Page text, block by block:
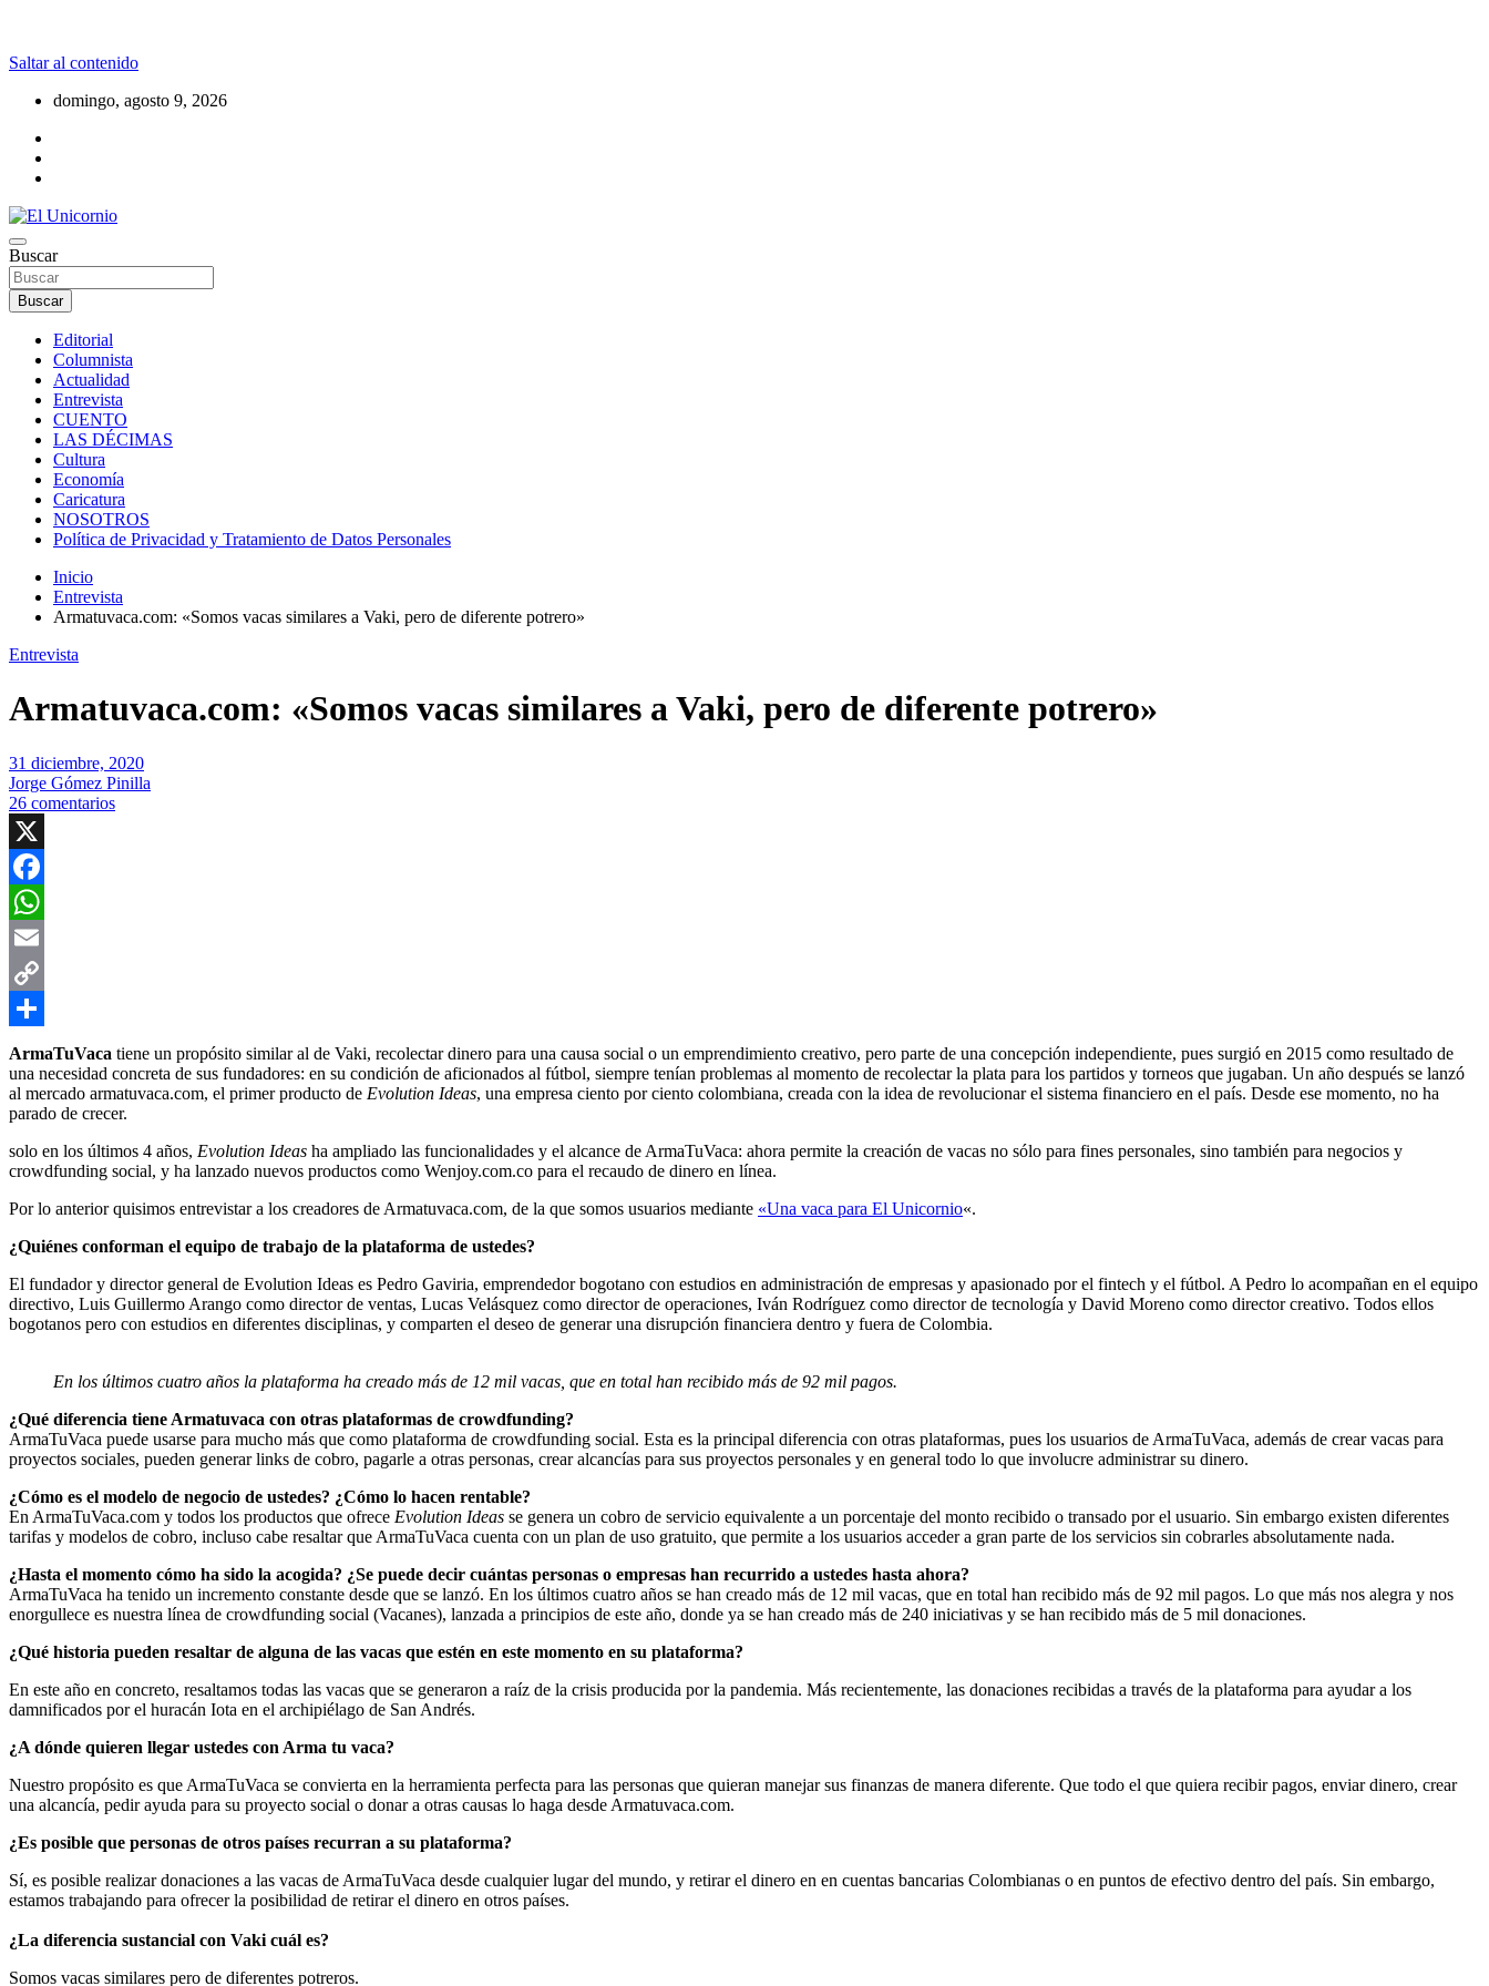
Saltar al contenido
domingo, agosto 9, 2026
El Unicornio
La realidad supera la fantasía
Buscar
Buscar
Editorial
Columnista
Actualidad
Entrevista
CUENTO
LAS DÉCIMAS
Cultura
Economía
Caricatura
NOSOTROS
Política de Privacidad y Tratamiento de Datos Personales
Inicio
Entrevista
Armatuvaca.com: «Somos vacas similares a Vaki, pero de diferente potrero»
Entrevista
Armatuvaca.com: «Somos vacas similares a Vaki, pero de diferente potrero»
31 diciembre, 2020
Jorge Gómez Pinilla
26 comentarios
X
Facebook
WhatsApp
Email
Copy
Link
Compartir
ArmaTuVaca tiene un propósito similar al de Vaki, recolectar dinero para una causa social o un emprendimiento creativo, pero parte de una concepción independiente, pues surgió en 2015 como resultado de
una necesidad concreta de sus fundadores: en su condición de aficionados al fútbol, siempre tenían problemas al momento de recolectar la plata para los partidos y torneos que jugaban. Un año después se lanzó
al mercado armatuvaca.com, el primer producto de Evolution Ideas, una empresa ciento por ciento colombiana, creada con la idea de revolucionar el sistema financiero en el país. Desde ese momento, no ha
parado de crecer.
solo en los últimos 4 años, Evolution Ideas ha ampliado las funcionalidades y el alcance de ArmaTuVaca: ahora permite la creación de vacas no sólo para fines personales, sino también para negocios y
crowdfunding social, y ha lanzado nuevos productos como Wenjoy.com.co para el recaudo de dinero en línea.
Por lo anterior quisimos entrevistar a los creadores de Armatuvaca.com, de la que somos usuarios mediante «Una vaca para El Unicornio«.
¿Quiénes conforman el equipo de trabajo de la plataforma de ustedes?
El fundador y director general de Evolution Ideas es Pedro Gaviria, emprendedor bogotano con estudios en administración de empresas y apasionado por el fintech y el fútbol. A Pedro lo acompañan en el equipo
directivo, Luis Guillermo Arango como director de ventas, Lucas Velásquez como director de operaciones, Iván Rodríguez como director de tecnología y David Moreno como director creativo. Todos ellos
bogotanos pero con estudios en diferentes disciplinas, y comparten el deseo de generar una disrupción financiera dentro y fuera de Colombia.
En los últimos cuatro años la plataforma ha creado más de 12 mil vacas, que en total han recibido más de 92 mil pagos.
¿Qué diferencia tiene Armatuvaca con otras plataformas de crowdfunding?
ArmaTuVaca puede usarse para mucho más que como plataforma de crowdfunding social. Esta es la principal diferencia con otras plataformas, pues los usuarios de ArmaTuVaca, además de crear vacas para
proyectos sociales, pueden generar links de cobro, pagarle a otras personas, crear alcancías para sus proyectos personales y en general todo lo que involucre administrar su dinero.
¿Cómo es el modelo de negocio de ustedes? ¿Cómo lo hacen rentable?
En ArmaTuVaca.com y todos los productos que ofrece Evolution Ideas se genera un cobro de servicio equivalente a un porcentaje del monto recibido o transado por el usuario. Sin embargo existen diferentes
tarifas y modelos de cobro, incluso cabe resaltar que ArmaTuVaca cuenta con un plan de uso gratuito, que permite a los usuarios acceder a gran parte de los servicios sin cobrarles absolutamente nada.
¿Hasta el momento cómo ha sido la acogida? ¿Se puede decir cuántas personas o empresas han recurrido a ustedes hasta ahora?
ArmaTuVaca ha tenido un incremento constante desde que se lanzó. En los últimos cuatro años se han creado más de 12 mil vacas, que en total han recibido más de 92 mil pagos. Lo que más nos alegra y nos
enorgullece es nuestra línea de crowdfunding social (Vacanes), lanzada a principios de este año, donde ya se han creado más de 240 iniciativas y se han recibido más de 5 mil donaciones.
¿Qué historia pueden resaltar de alguna de las vacas que estén en este momento en su plataforma?
En este año en concreto, resaltamos todas las vacas que se generaron a raíz de la crisis producida por la pandemia. Más recientemente, las donaciones recibidas a través de la plataforma para ayudar a los
damnificados por el huracán Iota en el archipiélago de San Andrés.
¿A dónde quieren llegar ustedes con Arma tu vaca?
Nuestro propósito es que ArmaTuVaca se convierta en la herramienta perfecta para las personas que quieran manejar sus finanzas de manera diferente. Que todo el que quiera recibir pagos, enviar dinero, crear
una alcancía, pedir ayuda para su proyecto social o donar a otras causas lo haga desde Armatuvaca.com.
¿Es posible que personas de otros países recurran a su plataforma?
Sí, es posible realizar donaciones a las vacas de ArmaTuVaca desde cualquier lugar del mundo, y retirar el dinero en en cuentas bancarias Colombianas o en puntos de efectivo dentro del país. Sin embargo,
estamos trabajando para ofrecer la posibilidad de retirar el dinero en otros países.
¿La diferencia sustancial con Vaki cuál es?
Somos vacas similares pero de diferentes potreros.